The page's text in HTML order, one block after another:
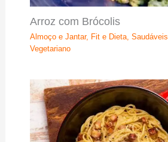
Arroz com Brócolis
Almoço e Jantar, Fit e Dieta, Saudáveis
Vegetariano